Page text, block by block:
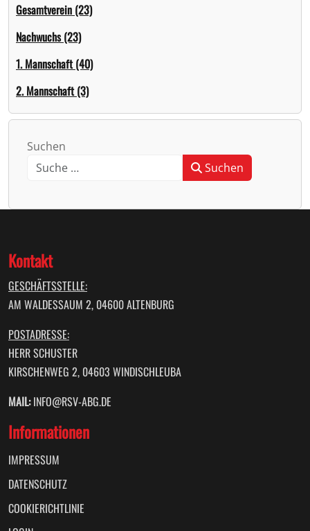
Gesamtverein (23)
Nachwuchs (23)
1. Mannschaft (40)
2. Mannschaft (3)
Suchen
Suchen
Kontakt
GESCHÄFTSSTELLE:
AM WALDESSAUM 2, 04600 ALTENBURG
POSTADRESSE:
HERR SCHUSTER
KIRSCHENWEG 2, 04603 WINDISCHLEUBA
MAIL:INFO@RSV-ABG.DE
Informationen
IMPRESSUM
DATENSCHUTZ
COOKIERICHTLINIE